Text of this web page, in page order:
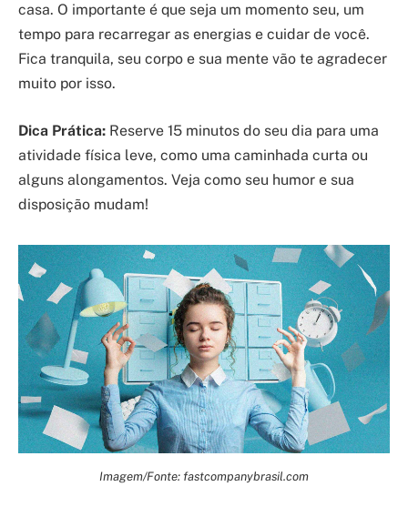
casa. O importante é que seja um momento seu, um
tempo para recarregar as energias e cuidar de você.
Fica tranquila, seu corpo e sua mente vão te agradecer
muito por isso.
Dica Prática: Reserve 15 minutos do seu dia para uma
atividade física leve, como uma caminhada curta ou
alguns alongamentos. Veja como seu humor e sua
disposição mudam!
Imagem/Fonte: fastcompanybrasil.com